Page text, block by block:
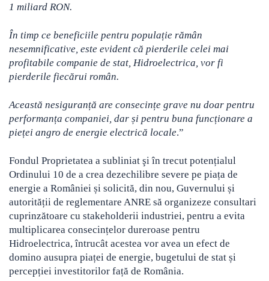
1 miliard RON.
În timp ce beneficiile pentru populație rămân
nesemnificative, este evident că pierderile celei mai
profitabile companie de stat, Hidroelectrica, vor fi
pierderile fiecărui român.
Această nesiguranță are consecințe grave nu doar pentru
performanța companiei, dar și pentru buna funcționare a
pieței angro de energie electrică locale.”
Fondul Proprietatea a subliniat şi în trecut potențialul
Ordinului 10 de a crea dezechilibre severe pe piața de
energie a României și solicită, din nou, Guvernului și
autorității de reglementare ANRE să organizeze consultari
cuprinzătoare cu stakeholderii industriei, pentru a evita
multiplicarea consecințelor dureroase pentru
Hidroelectrica, întrucât acestea vor avea un efect de
domino ausupra piaței de energie, bugetului de stat și
percepției investitorilor față de România.